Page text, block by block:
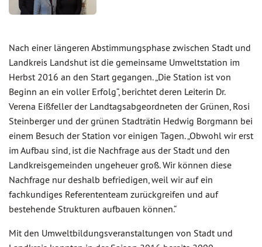
Nach einer längeren Abstimmungsphase zwischen Stadt und
Landkreis Landshut ist die gemeinsame Umweltstation im
Herbst 2016 an den Start gegangen. „Die Station ist von
Beginn an ein voller Erfolg“, berichtet deren Leiterin Dr.
Verena Eißfeller der Landtagsabgeordneten der Grünen, Rosi
Steinberger und der grünen Stadträtin Hedwig Borgmann bei
einem Besuch der Station vor einigen Tagen. „Obwohl wir erst
im Aufbau sind, ist die Nachfrage aus der Stadt und den
Landkreisgemeinden ungeheuer groß. Wir können diese
Nachfrage nur deshalb befriedigen, weil wir auf ein
fachkundiges Referententeam zurückgreifen und auf
bestehende Strukturen aufbauen können.“
Mit den Umweltbildungsveranstaltungen von Stadt und